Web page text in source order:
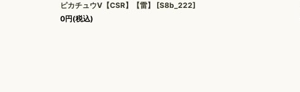
ピカチュウV【CSR】【雷】 [S8b_222]
0円(税込)